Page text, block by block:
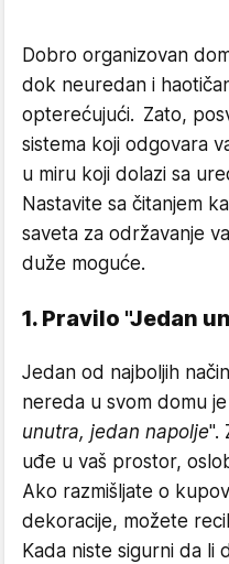
Dobro organizovan
dok neuredan i
opterećujući. Zato,
sistema koji odgovara
u miru koji dolazi sa
Nastavite sa čitanjem
saveta za održavanje
duže moguće.
1. Pravilo "Jedan
Jedan od najboljih
nereda u svom domu
unutra, jedan napolje".
uđe u vaš prostor,
Ako razmišljate o
dekoracije, možete
Kada niste sigurni da li